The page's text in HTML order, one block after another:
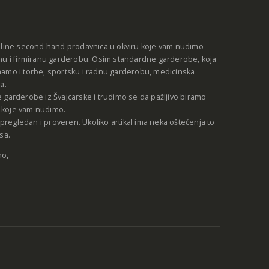
second hand prodavnica u okviru koje vam nudimo
i firmiranu garderobu. Osim standardne garderobe, koja
i torbe, sportsku i radnu garderobu, medicinska
garderobe iz Švajcarske i trudimo se da pažljivo biramo
vam nudimo.
i proveren. Ukoliko artikal ima neka oštećenja to